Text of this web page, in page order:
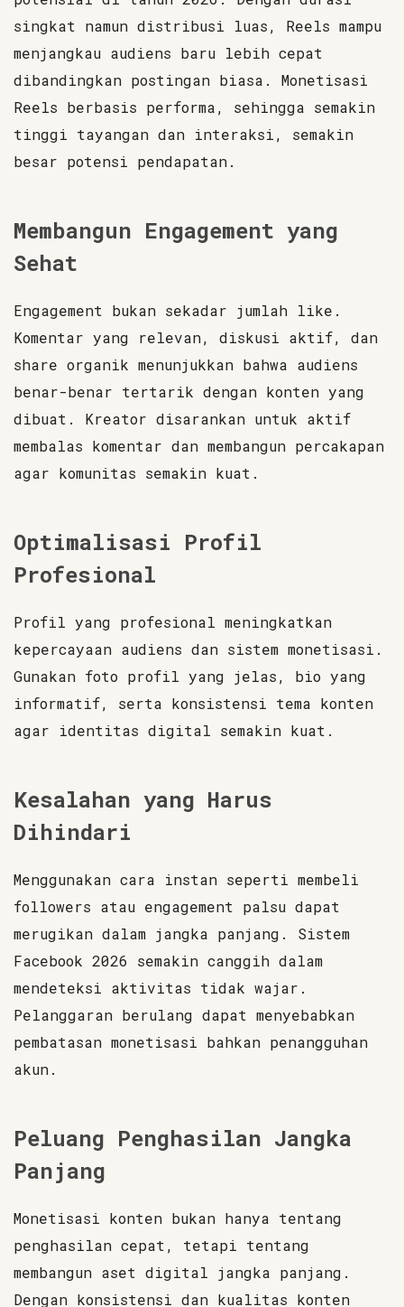
singkat namun distribusi luas, Reels mampu
menjangkau audiens baru lebih cepat
dibandingkan postingan biasa. Monetisasi
Reels berbasis performa, sehingga semakin
tinggi tayangan dan interaksi, semakin
besar potensi pendapatan.
Membangun Engagement yang
Sehat
Engagement bukan sekadar jumlah like.
Komentar yang relevan, diskusi aktif, dan
share organik menunjukkan bahwa audiens
benar-benar tertarik dengan konten yang
dibuat. Kreator disarankan untuk aktif
membalas komentar dan membangun percakapan
agar komunitas semakin kuat.
Optimalisasi Profil
Profesional
Profil yang profesional meningkatkan
kepercayaan audiens dan sistem monetisasi.
Gunakan foto profil yang jelas, bio yang
informatif, serta konsistensi tema konten
agar identitas digital semakin kuat.
Kesalahan yang Harus
Dihindari
Menggunakan cara instan seperti membeli
followers atau engagement palsu dapat
merugikan dalam jangka panjang. Sistem
Facebook 2026 semakin canggih dalam
mendeteksi aktivitas tidak wajar.
Pelanggaran berulang dapat menyebabkan
pembatasan monetisasi bahkan penangguhan
akun.
Peluang Penghasilan Jangka
Panjang
Monetisasi konten bukan hanya tentang
penghasilan cepat, tetapi tentang
membangun aset digital jangka panjang.
Dengan konsistensi dan kualitas konten